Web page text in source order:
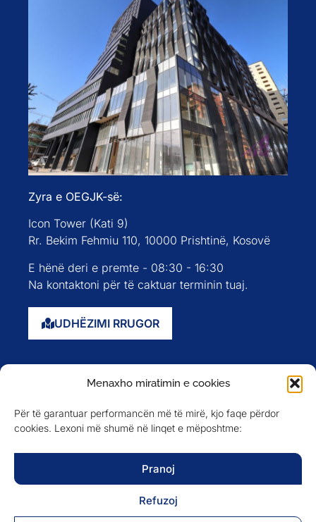
Menaxho miratimin e cookies
Për të garantuar performancën më të mirë, kjo faqe përdor
cookies. Lexoni më shumë në linqet e mëposhtme:
Pranoj
Refuzoj
Zyra e OEGJK-së:
Icon Tower (Kati 9)
Rr. Bekim Fehmiu 110, 10000 Prishtinë, Kosovë
E hënë deri e premte - 08:30 - 16:30
Na kontaktoni për të caktuar terminin tuaj.
UDHËZIMI RRUGOR
Evente
Anëtarët
Newsletter